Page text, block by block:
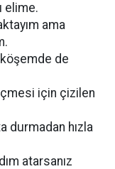
elime.
ama
de
için çizilen
durmadan hızla
atarsanız